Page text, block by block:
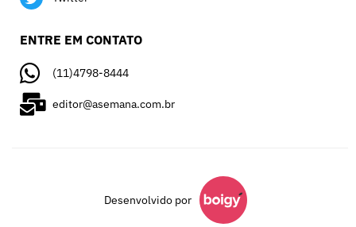
ENTRE EM CONTATO
(11)4798-8444
editor@asemana.com.br
Desenvolvido por